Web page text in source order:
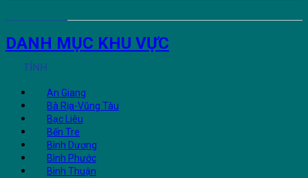
DANH MỤC KHU VỰC
TỈNH
An Giang
Bà Rịa-Vũng Tàu
Bạc Liêu
Bến Tre
Bình Dương
Bình Phước
Bình Thuận